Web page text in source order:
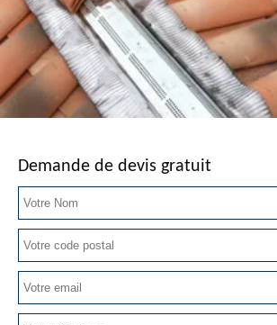
Demande de devis gratuit